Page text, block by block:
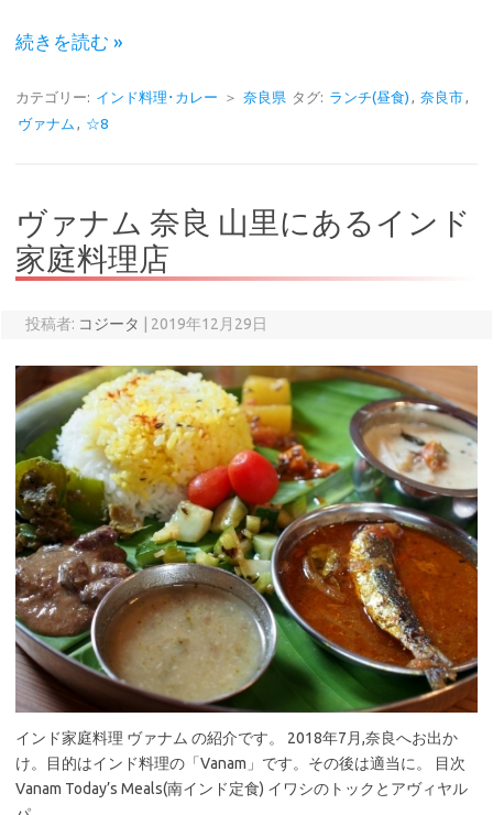
続きを読む »
カテゴリー: インド料理･カレー ＞ 奈良県 タグ: ランチ(昼食) , 奈良市,
ヴァナム , ☆8
ヴァナム 奈良 山里にあるインド
家庭料理店
投稿者: コジータ 2019年12月29日
インド家庭料理 ヴァナム の紹介です。 2018年7月,奈良へお出か
け。目的はインド料理の「Vanam」です。その後は適当に。 目次
Vanam Today’s Meals(南インド定食) イワシのトックとアヴィヤル